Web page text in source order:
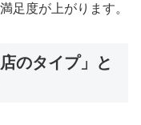
足度が上がります。
のタイプ」と